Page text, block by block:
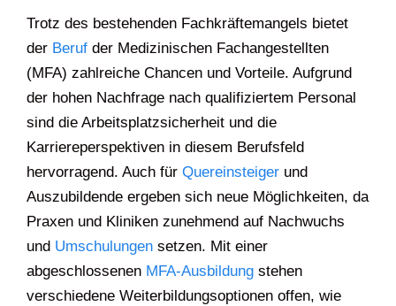
Trotz des bestehenden Fachkräftemangels bietet
der Beruf der Medizinischen Fachangestellten
(MFA) zahlreiche Chancen und Vorteile. Aufgrund
der hohen Nachfrage nach qualifiziertem Personal
sind die Arbeitsplatzsicherheit und die
Karriereperspektiven in diesem Berufsfeld
hervorragend. Auch für Quereinsteiger und
Auszubildende ergeben sich neue Möglichkeiten, da
Praxen und Kliniken zunehmend auf Nachwuchs
und Umschulungen setzen. Mit einer
abgeschlossenen MFA-Ausbildung stehen
verschiedene Weiterbildungsoptionen offen, wie